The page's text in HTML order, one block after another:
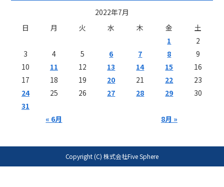
2022年7月
日
月 火 水 木 金 土
« 6月 8月 »
1
2
3
4 5 6 7 8
9
10
11 12 13 14 15
16
17
18 19 20 21 22
23
24
25 26 27 28 29
30
31
Copyright (C) 株式会社Five Sphere